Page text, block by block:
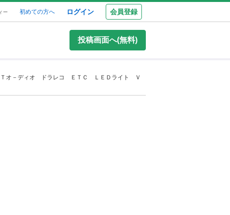
ー 初めての方へ ログイン 会員登録
投稿画面へ(無料)
オ－ディオ ドラレコ ＥＴＣ ＬＥＤライト Ｖ